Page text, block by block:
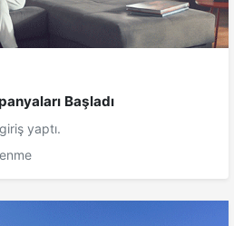
Başladı
yaptı.